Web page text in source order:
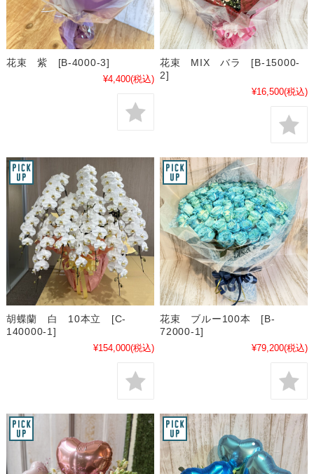
花束 紫 [B-4000-3]
¥4,400(税込)
花束 MIX バラ [B-15000-
2]
¥16,500(税込)
胡蝶蘭 白 10本立 [C-
140000-1]
¥154,000(税込)
花束 ブルー100本 [B-
72000-1]
¥79,200(税込)